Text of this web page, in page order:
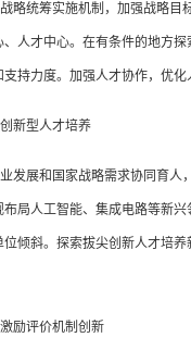
略统筹实施机制，加强战略
人才中心。在有条件的地方
持力度。加强人才协作，优
新型人才培养
发展和国家战略需求协同育
局人工智能、集成电路等新
倾斜。探索拔尖创新人才培
励评价机制创新